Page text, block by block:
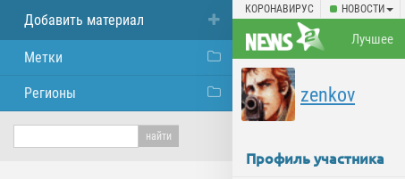
КОРОНАВИРУС НОВОСТИ
Лучшее
zenkov
Профиль участника
Добавить материал
Метки
Регионы